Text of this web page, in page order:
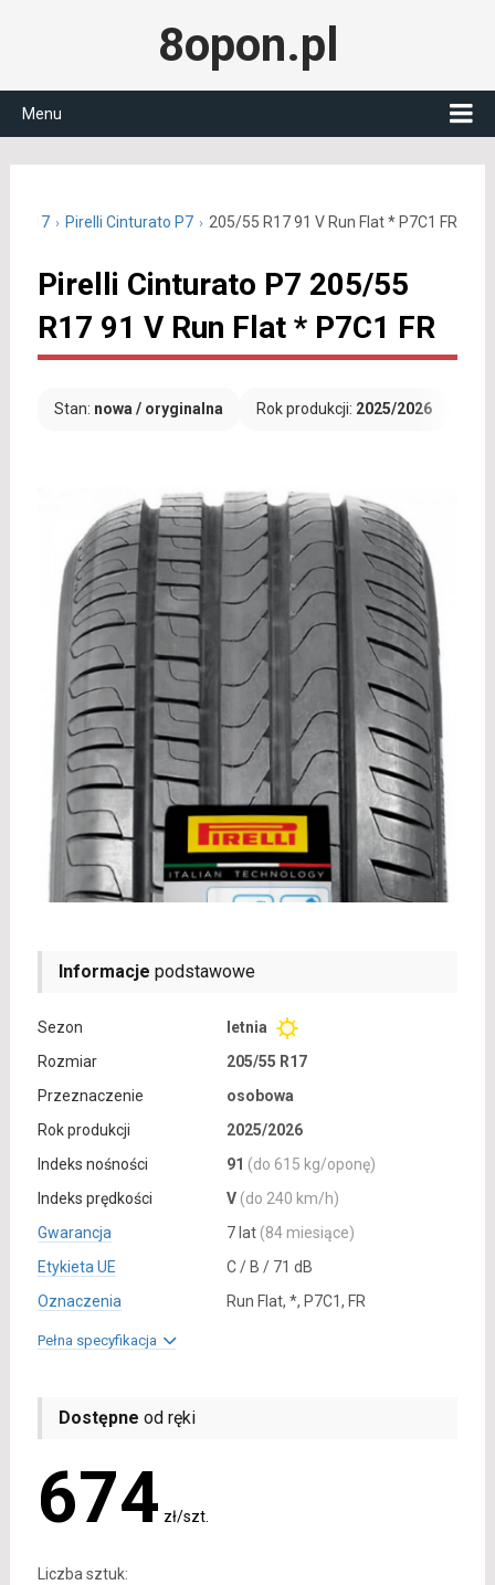
8opon.pl
Menu
R17 Pirelli Cinturato P7 205/55 R17 91 V Run Flat * P7C1 FR
Pirelli Cinturato P7 205/55
R17 91 V Run Flat * P7C1 FR
Stan: nowa / oryginalna Rok produkcji: 2025/2026
Informacje podstawowe
Sezon
letnia
Rozmiar
205/55 R17
Przeznaczenie
osobowa
Rok produkcji
2025/2026
Indeks nośności
91 (do 615 kg/oponę)
Indeks prędkości
V (do 240 km/h)
Gwarancja
7 lat (84 miesiące)
Etykieta UE
C / B / 71 dB
Oznaczenia
Run Flat, *, P7C1, FR
Pełna specyfikacja
Dostępne od ręki
674 zł/szt.
Liczba sztuk: